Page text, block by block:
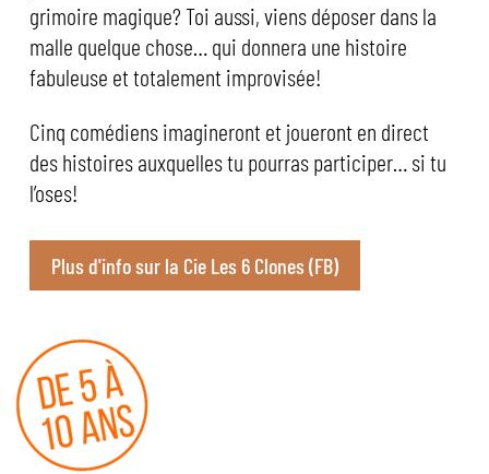
grimoire magique? Toi aussi, viens déposer dans la
malle quelque chose… qui donnera une histoire
fabuleuse et totalement improvisée!
Cinq comédiens imagineront et joueront en direct
des histoires auxquelles tu pourras participer… si tu
l’oses!
Plus d'info sur la Cie Les 6 Clones (FB)